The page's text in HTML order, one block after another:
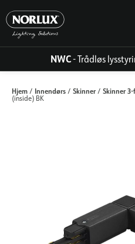
rett
innholdet
NWC- Trådløs
Hjem / Innendørs / Skinner/ Skinner
(inside) BK